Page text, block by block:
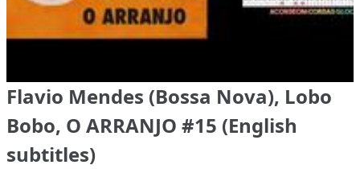
Flavio Mendes (Bossa Nova), Lobo
Bobo, O ARRANJO #15 (English
subtitles)